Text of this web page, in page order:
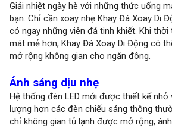
Giải nhiệt ngày hè với những thức uống
bạn. Chỉ cần xoay nhẹ Khay Đá Xoay Di
có ngay những viên đá tinh khiết. Khi
mát mẻ hơn, Khay Đá Xoay Di Động có
mở rộng không gian cho ngăn đông.
Ánh sáng dịu nhẹ
Hệ thống đèn LED mới được thiết kế nhỏ
lượng hơn các đèn chiếu sáng thông
chỉ không gian tủ lạnh được mở rộng,